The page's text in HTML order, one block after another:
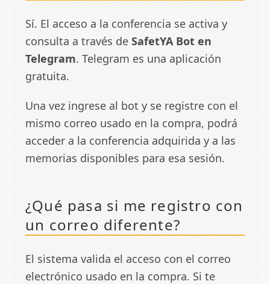
Sí. El acceso a la conferencia se activa y
consulta a través de SafetYA Bot en
Telegram. Telegram es una aplicación
gratuita.
Una vez ingrese al bot y se registre con el
mismo correo usado en la compra, podrá
acceder a la conferencia adquirida y a las
memorias disponibles para esa sesión.
¿Qué pasa si me registro con
un correo diferente?
El sistema valida el acceso con el correo
electrónico usado en la compra. Si te